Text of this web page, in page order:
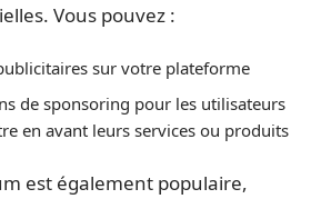
Vous pouvez :
sur votre plateforme
de sponsoring pour les utilisateurs
en avant leurs services ou produits
est également populaire,